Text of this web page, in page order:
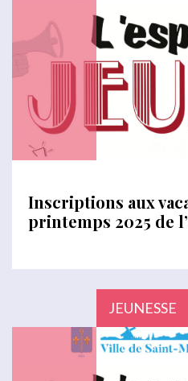
Inscriptions aux
printemps 2025 de
JEUNESSE